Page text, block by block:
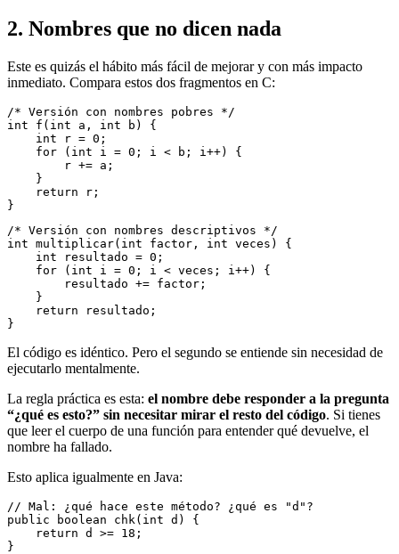
2. Nombres que no dicen nada
Este es quizás el hábito más fácil de mejorar y con más impacto
inmediato. Compara estos dos fragmentos en C:
/* Versión con nombres pobres */
int f(int a, int b) {
int r = 0;
for (int i = 0; i < b; i++) {
r += a;
}
return r;
}
/* Versión con nombres descriptivos */
int multiplicar(int factor, int veces) {
int resultado = 0;
for (int i = 0; i < veces; i++) {
resultado += factor;
}
return resultado;
}
El código es idéntico. Pero el segundo se entiende sin necesidad de
ejecutarlo mentalmente.
La regla práctica es esta: el nombre debe responder a la pregunta
“¿qué es esto?” sin necesitar mirar el resto del código. Si tienes
que leer el cuerpo de una función para entender qué devuelve, el
nombre ha fallado.
Esto aplica igualmente en Java:
// Mal: ¿qué hace este método? ¿qué es "d"?
public boolean chk(int d) {
return d >= 18;
}